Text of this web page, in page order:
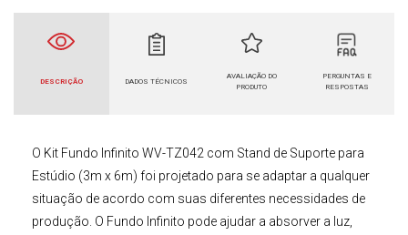
DESCRIÇÃO DADOS TÉCNICOS
AVALIAÇÃO DO
PRODUTO
PERGUNTAS E
RESPOSTAS
O Kit Fundo Infinito WV-TZ042 com Stand de Suporte para
Estúdio (3m x 6m) foi projetado para se adaptar a qualquer
situação de acordo com suas diferentes necessidades de
produção. O Fundo Infinito pode ajudar a absorver a luz,